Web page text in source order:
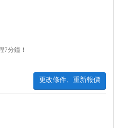
7分鐘！
更改條件、重新報價